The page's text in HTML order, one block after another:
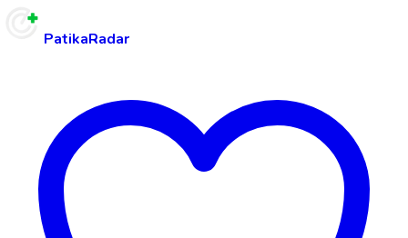
PatikaRadar